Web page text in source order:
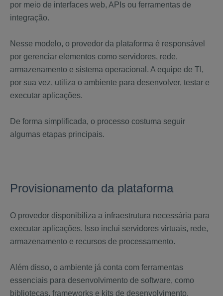
por meio de interfaces web, APIs ou ferramentas de
integração.
Nesse modelo, o provedor da plataforma é responsável
por gerenciar elementos como servidores, rede,
armazenamento e sistema operacional. A equipe de TI,
por sua vez, utiliza o ambiente para desenvolver, testar e
executar aplicações.
De forma simplificada, o processo costuma seguir
algumas etapas principais.
Provisionamento da plataforma
O provedor disponibiliza a infraestrutura necessária para
executar aplicações. Isso inclui servidores virtuais, rede,
armazenamento e recursos de processamento.
Além disso, o ambiente já conta com ferramentas
essenciais para desenvolvimento de software, como
bibliotecas, frameworks e kits de desenvolvimento.